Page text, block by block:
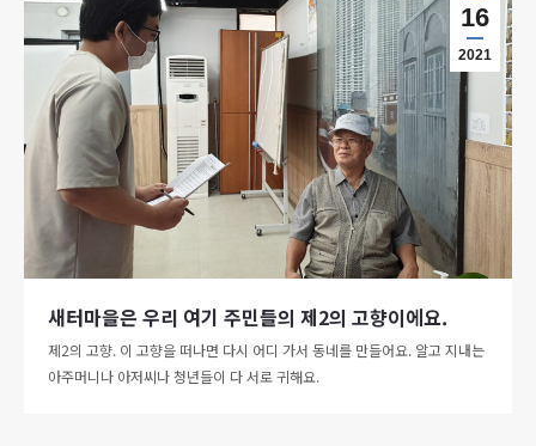
16
2021
새터마을은 우리 여기 주민들의 제2의 고향이에요.
제2의 고향. 이 고향을 떠나면 다시 어디 가서 동네를 만들어요. 알고 지내는
아주머니나 아저씨나 청년들이 다 서로 귀해요.